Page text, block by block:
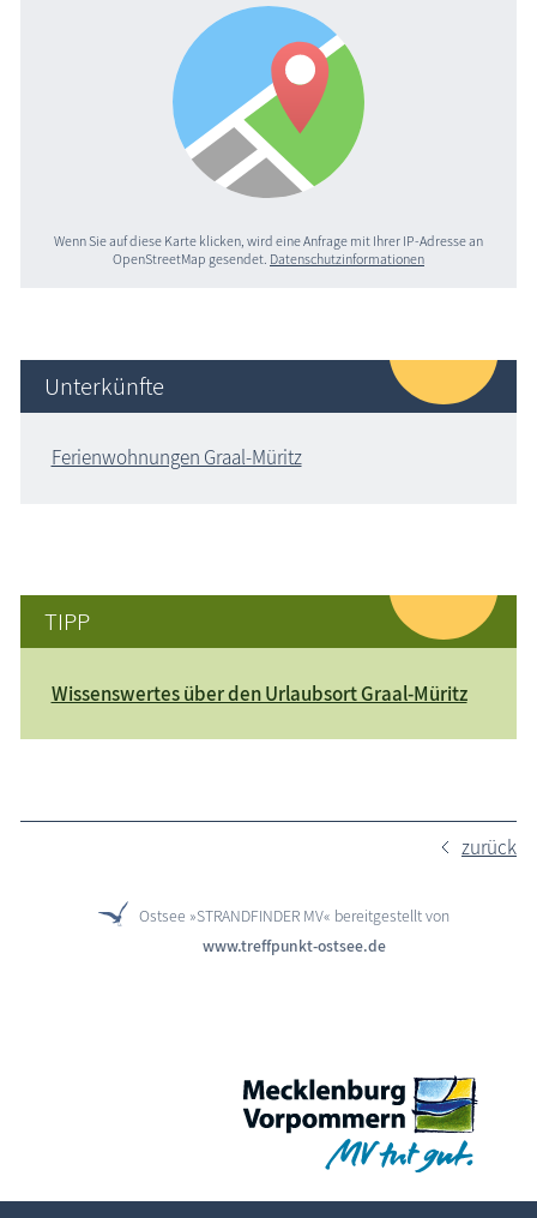
Wenn Sie auf diese Karte klicken, wird eine Anfrage mit Ihrer IP-Adresse an
OpenStreetMap gesendet. Datenschutzinformationen
Unterkünfte
Ferienwohnungen Graal-Müritz
TIPP
Wissenswertes über den Urlaubsort Graal-Müritz
zurück
Ostsee »STRANDFINDER MV« bereitgestellt von
www.treffpunkt-ostsee.de